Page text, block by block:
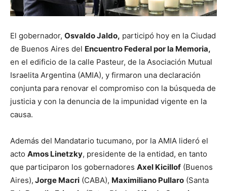
El gobernador, Osvaldo Jaldo, participó hoy en la Ciudad
de Buenos Aires del Encuentro Federal por la Memoria,
en el edificio de la calle Pasteur, de la Asociación Mutual
Israelita Argentina (AMIA), y firmaron una declaración
conjunta para renovar el compromiso con la búsqueda de
justicia y con la denuncia de la impunidad vigente en la
causa.
Además del Mandatario tucumano, por la AMIA lideró el
acto Amos Linetzky, presidente de la entidad, en tanto
que participaron los gobernadores Axel Kicillof (Buenos
Aires), Jorge Macri (CABA), Maximiliano Pullaro (Santa